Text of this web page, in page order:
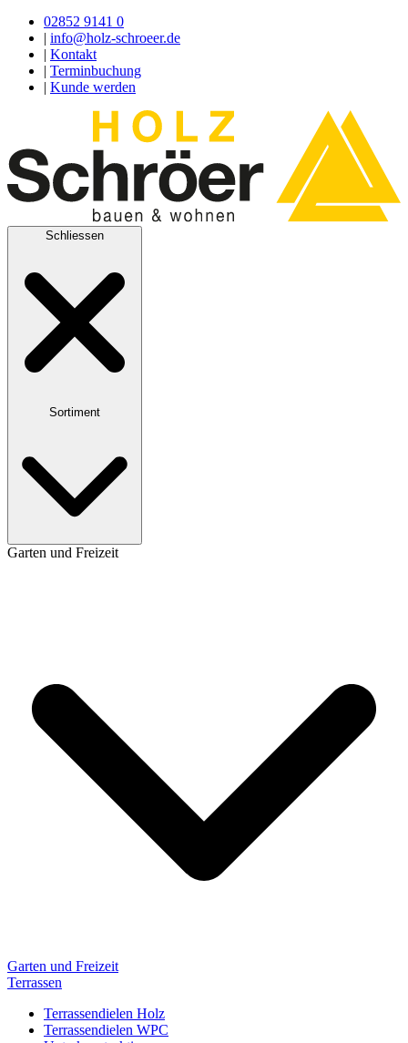
02852 9141 0
info@holz-schroeer.de
Kontakt
Terminbuchung
Kunde werden
Schliessen
Sortiment
Garten und Freizeit
Garten und Freizeit
Terrassen
Terrassendielen Holz
Terrassendielen WPC